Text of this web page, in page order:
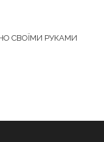
СВОЇМИ РУКАМИ